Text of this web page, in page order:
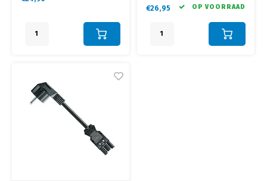
Wieland stekker naar het
• Wieland is het meest gebruikte
indoor stekerbare installatie
€26,95 OP VOORRAAD